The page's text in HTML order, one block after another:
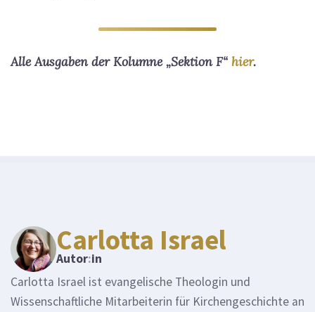
Alle Ausgaben der Kolumne „Sektion F“ hier.
Carlotta Israel
Autor:in
Carlotta Israel ist evangelische Theologin und
Wissenschaftliche Mitarbeiterin für Kirchengeschichte an